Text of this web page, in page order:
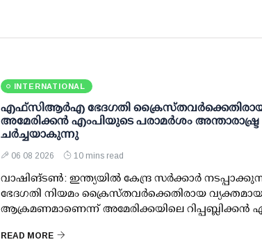
INTERNATIONAL
എഫ്‌സി‌ആര്‍‌എ ഭേദഗതി
അമേരിക്കൻ എംപിയുടെ പരാമർശം
ചർച്ചയാകുന്നു
06 08 2026 10 mins read
വാഷിങ്ടൺ: ഇന്ത്യയിൽ കേന്ദ്ര സർക്കാർ
ഭേദഗതി നിയമം ക്രൈസ്തവർക്കെതിരായ
ആക്രമണമാണെന്ന് അമേരിക്കയിലെ റിപ്പബ്ലിക്കൻ
READ MORE